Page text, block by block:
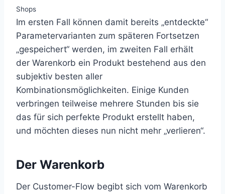
Shops
Im ersten Fall können damit bereits „entdeckte“
Parametervarianten zum späteren Fortsetzen
„gespeichert“ werden, im zweiten Fall erhält
der Warenkorb ein Produkt bestehend aus den
subjektiv besten aller
Kombinationsmöglichkeiten. Einige Kunden
verbringen teilweise mehrere Stunden bis sie
das für sich perfekte Produkt erstellt haben,
und möchten dieses nun nicht mehr „verlieren“.
Der Warenkorb
Der Customer-Flow begibt sich vom Warenkorb